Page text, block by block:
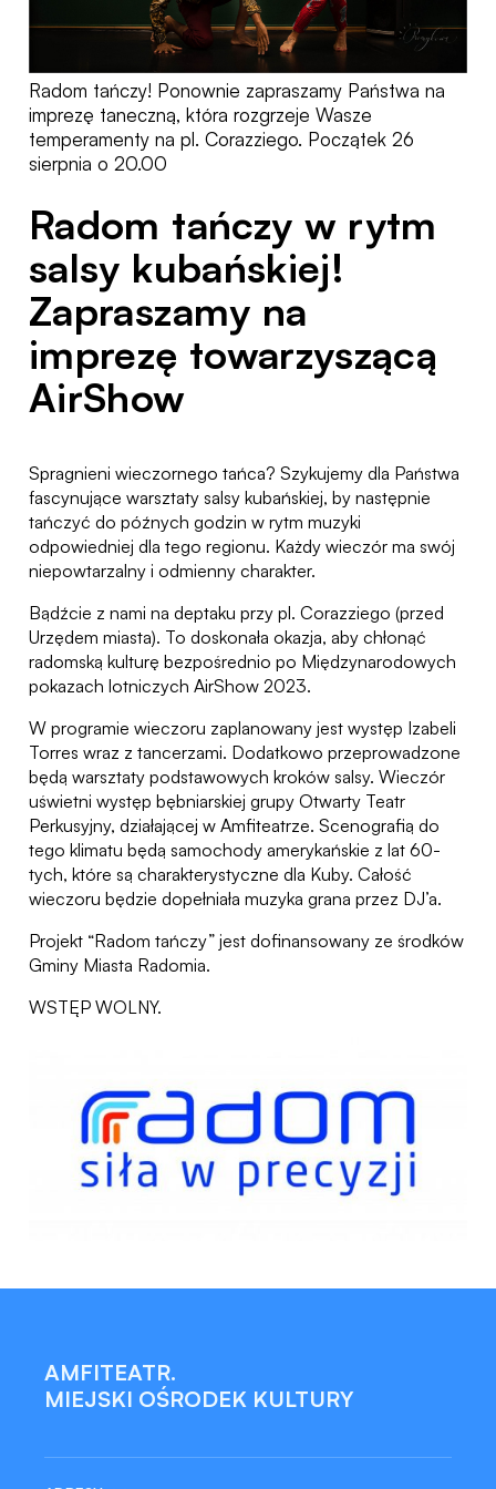
Radom tańczy! Ponownie zapraszamy Państwa na
imprezę taneczną, która rozgrzeje Wasze
temperamenty na pl. Corazziego. Początek 26
sierpnia o 20.00
Radom tańczy w rytm
salsy kubańskiej!
Zapraszamy na
imprezę towarzyszącą
AirShow
Spragnieni wieczornego tańca? Szykujemy dla Państwa
fascynujące warsztaty salsy kubańskiej, by następnie
tańczyć do późnych godzin w rytm muzyki
odpowiedniej dla tego regionu. Każdy wieczór ma swój
niepowtarzalny i odmienny charakter.
Bądźcie z nami na deptaku przy pl. Corazziego (przed
Urzędem miasta). To doskonała okazja, aby chłonąć
radomską kulturę bezpośrednio po Międzynarodowych
pokazach lotniczych AirShow 2023.
W programie wieczoru zaplanowany jest występ Izabeli
Torres wraz z tancerzami. Dodatkowo przeprowadzone
będą warsztaty podstawowych kroków salsy. Wieczór
uświetni występ bębniarskiej grupy Otwarty Teatr
Perkusyjny, działającej w Amfiteatrze. Scenografią do
tego klimatu będą samochody amerykańskie z lat 60-
tych, które są charakterystyczne dla Kuby. Całość
wieczoru będzie dopełniała muzyka grana przez DJ’a.
Projekt “Radom tańczy” jest dofinansowany ze środków
Gminy Miasta Radomia.
WSTĘP WOLNY.
AMFITEATR.
MIEJSKI OŚRODEK KULTURY